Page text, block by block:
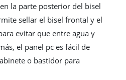
la parte posterior del bisel
sellar el bisel frontal y el
evitar que entre agua y
el panel pc es fácil de
o bastidor para